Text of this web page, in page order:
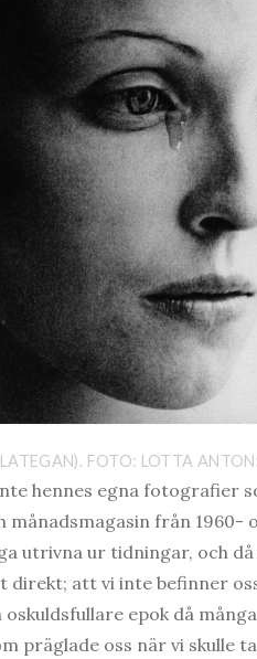
FOTO: LOTTA
hennes egna fotografier
från 1960-
utrivna ur tidningar, och
att vi inte befinner
epok då
präglade oss när vi skulle